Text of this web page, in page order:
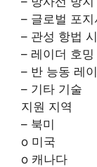
– 글로벌 포
– 관성 항법
– 레이더 호밍
– 반 능동 레
– 기타 기술
지원 지역
– 북미
o 미국
o 캐나다